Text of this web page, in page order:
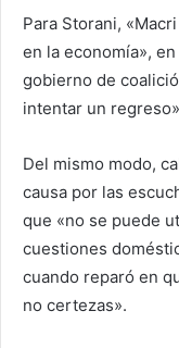
Para Storani,
en la economía»,
gobierno de
intentar un
Del mismo modo,
causa por las
que «no se puede
cuestiones
cuando reparó en
no certezas».